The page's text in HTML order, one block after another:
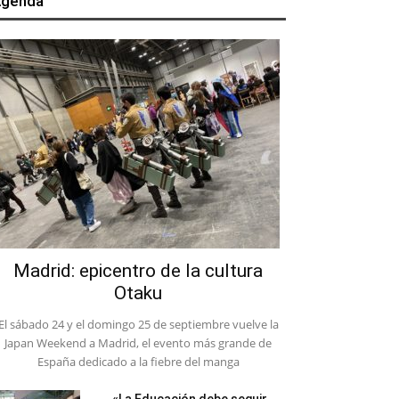
Madrid: epicentro de la cultura
Otaku
sábado 24 y el domingo 25 de septiembre vuelve la
Japan Weekend a Madrid, el evento más grande de
España dedicado a la fiebre del manga